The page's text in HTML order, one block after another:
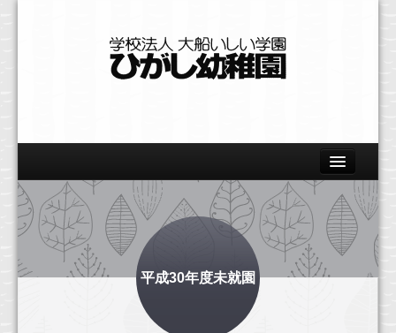
Home
園の概要
教育の特色
平成30年度未就園